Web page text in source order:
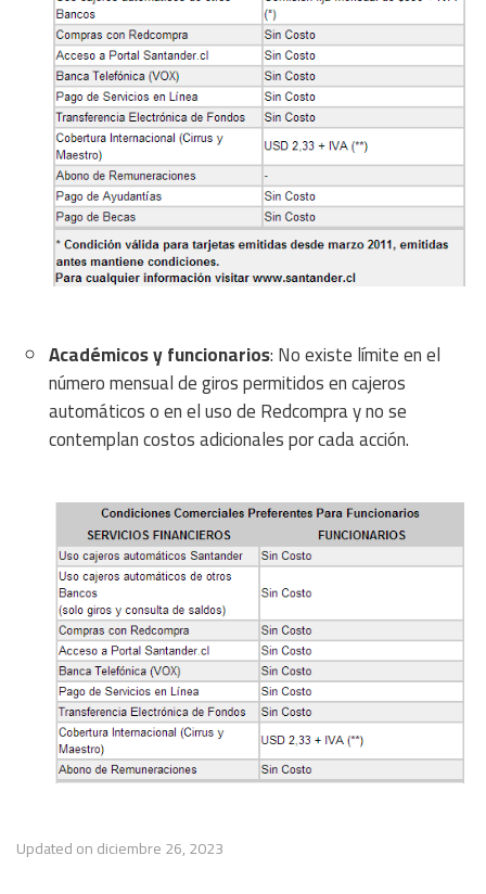
Académicos y funcionarios: No existe límite en el
número mensual de giros permitidos en cajeros
automáticos o en el uso de Redcompra y no se
contemplan costos adicionales por cada acción.
Updated on diciembre 26, 2023